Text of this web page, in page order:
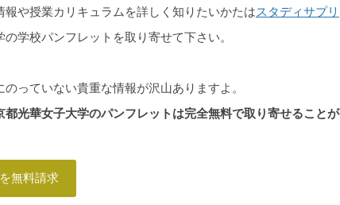
や授業カリキュラムを詳しく知りたいかたはスタディサプリ
学校パンフレットを取り寄せて下さい。
っていない貴重な情報が沢山ありますよ。
都光華女子大学のパンフレットは完全無料で取り寄せることが
無料請求